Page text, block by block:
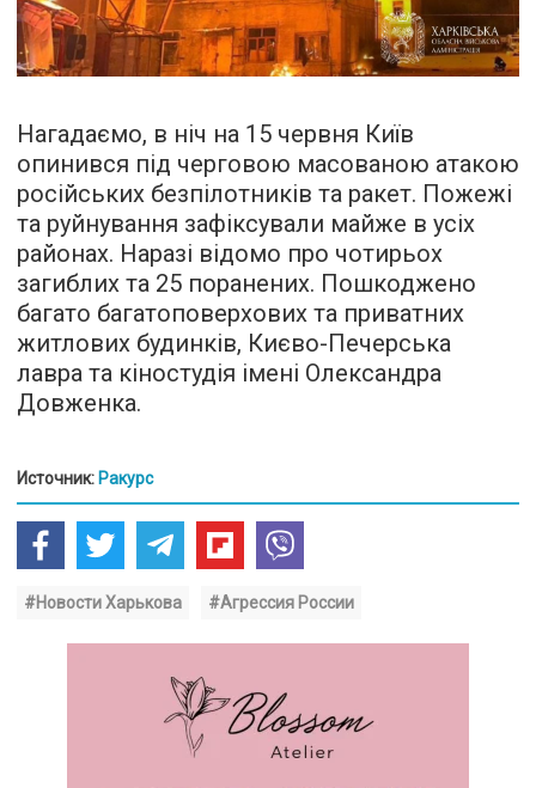
Нагадаємо, в ніч на 15 червня Київ
опинився під черговою масованою атакою
російських безпілотників та ракет. Пожежі
та руйнування зафіксували майже в усіх
районах. Наразі відомо про чотирьох
загиблих та 25 поранених. Пошкоджено
багато багатоповерхових та приватних
житлових будинків, Києво-Печерська
лавра та кіностудія імені Олександра
Довженка.
Источник: Ракурс
#Новости Харькова #Агрессия России